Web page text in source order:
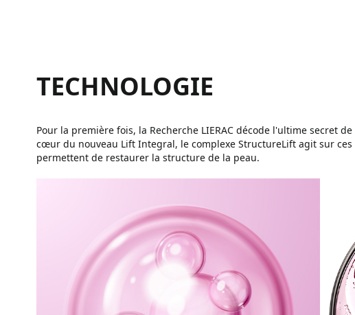
TECHNOLOGIE
Pour la première fois, la Recherche LIERAC décode l'ultime secret
cœur du nouveau Lift Integral, le complexe StructureLift agit sur
permettent de restaurer la structure de la peau.